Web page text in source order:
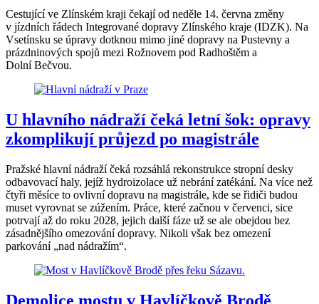
Cestující ve Zlínském kraji čekají od neděle 14. června změny
v jízdních řádech Integrované dopravy Zlínského kraje (IDZK). Na
Vsetínsku se úpravy dotknou mimo jiné dopravy na Pustevny a
prázdninových spojů mezi Rožnovem pod Radhoštěm a
Dolní Bečvou.
U hlavního nádraží čeká letní šok: opravy
zkomplikují průjezd po magistrále
Pražské hlavní nádraží čeká rozsáhlá rekonstrukce stropní desky
odbavovací haly, jejíž hydroizolace už nebrání zatékání. Na více než
čtyři měsíce to ovlivní dopravu na magistrále, kde se řidiči budou
muset vyrovnat se zúžením. Práce, které začnou v červenci, sice
potrvají až do roku 2028, jejich další fáze už se ale obejdou bez
zásadnějšího omezování dopravy. Nikoli však bez omezení
parkování „nad nádražím“.